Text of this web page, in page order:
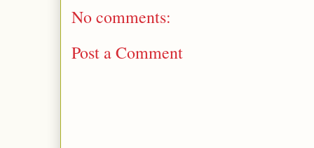
No comments:
Post a Comment